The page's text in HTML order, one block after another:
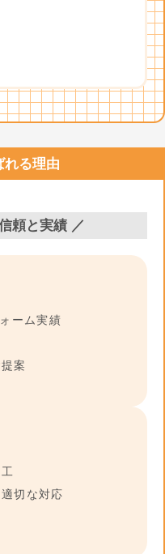
れる理由
頼と実績 ／
ーム実績
案
切な対応